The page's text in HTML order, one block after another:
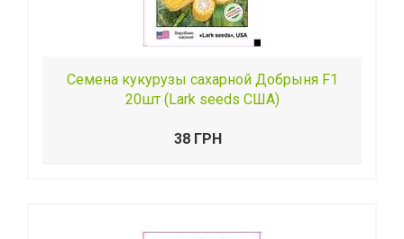
Семена кукурузы сахарной Добрыня F1
20шт (Lark seeds США)
38 ГРН